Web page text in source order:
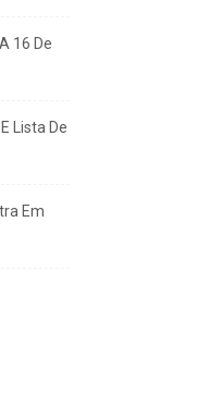
16 De
Lista De
Em